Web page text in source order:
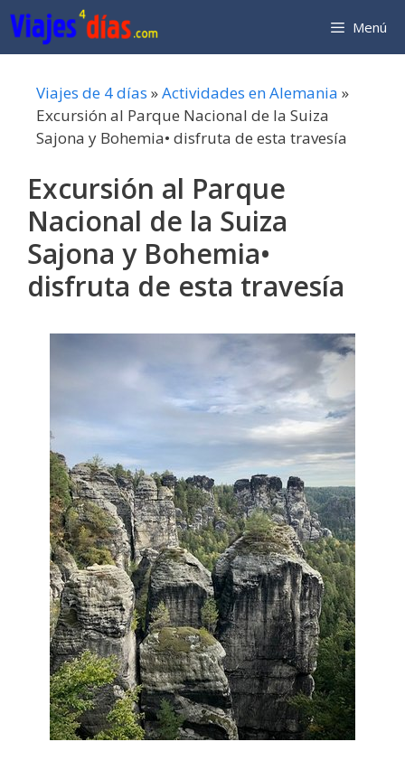
Saltar
al
contenido
Menú
Viajes de 4 días »Actividades en Alemania »
Excursión al Parque Nacional de la Suiza
Sajona y Bohemia• disfruta de esta travesía
Excursión al Parque
Nacional de la Suiza
Sajona y Bohemia•
disfruta de esta travesía